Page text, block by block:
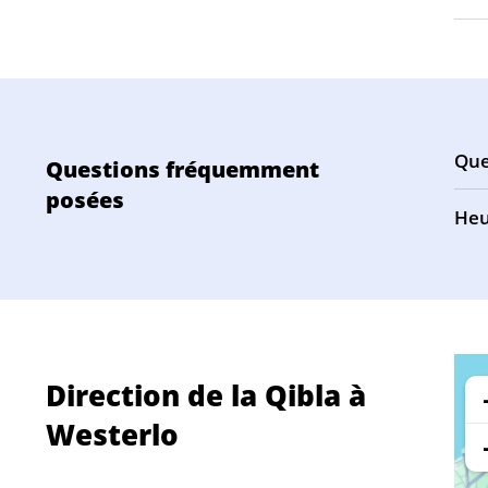
Questions fréquemment
posées
Direction de la Qibla à
Westerlo